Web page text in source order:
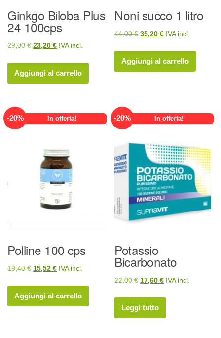
Ginkgo Biloba Plus
24 100cps
29,00€ Il
originale
era:
23,20 €Il
attuale
è:
IVA incl.
Aggiungi al carrello
Noni succo 1 litro
44,00€ Il
originale
era:
35,20€Il
attuale
è:
IVA incl.
Aggiungi al carrello
-20% In offerta!
Polline 100 cps
19,40€ Il
originale
era:
15,52 €Il
attuale
è:
IVA incl.
Aggiungi al carrello
-20% In offerta!
Potassio
Bicarbonato
22,00€ Il
originale
era:
17,60€Il
è:
IVA incl.
Leggi tutto